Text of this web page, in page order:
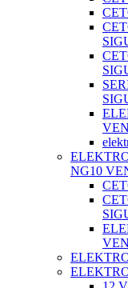
NG10